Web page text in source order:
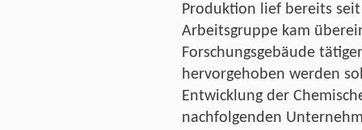
Produktion lief bereits
Arbeitsgruppe kam
Forschungsgebäude
hervorgehoben werden
Entwicklung der
nachfolgenden